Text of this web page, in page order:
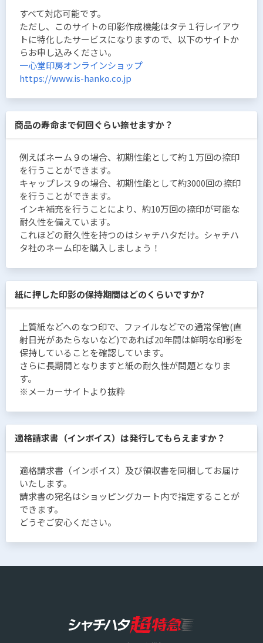
すべて対応可能です。
ただし、このサイトの印影作成機能はタテ１行レイアウ
トに特化したサービスになりますので、以下のサイトか
らお申し込みください。
一心堂印房オンラインショップ
https://www.is-hanko.co.jp
商品の寿命まで何回ぐらい捺せますか？
例えばネーム９の場合、初期性能として約１万回の捺印
を行うことができます。
キャップレス９の場合、初期性能として約3000回の捺印
を行うことができます。
インキ補充を行うことにより、約10万回の捺印が可能な
耐久性を備えています。
これほどの耐久性を持つのはシャチハタだけ。シャチハ
タ社のネーム印を購入しましょう！
紙に押した印影の保持期間はどのくらいですか?
上質紙などへのなつ印で、ファイルなどでの通常保管(直
射日光があたらないなど)であれば20年間は鮮明な印影を
保持していることを確認しています。
さらに長期間となりますと紙の耐久性が問題となりま
す。
※メーカーサイトより抜粋
適格請求書（インボイス）は発行してもらえますか？
適格請求書（インボイス）及び領収書を同梱してお届け
いたします。
請求書の宛名はショッピングカート内で指定することが
できます。
どうぞご安心ください。